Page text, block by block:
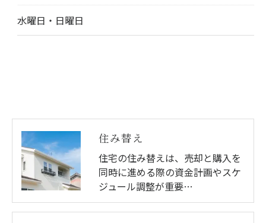
水曜日・日曜日
住み替え
住宅の住み替えは、売却と購入を
同時に進める際の資金計画やスケ
ジュール調整が重要…